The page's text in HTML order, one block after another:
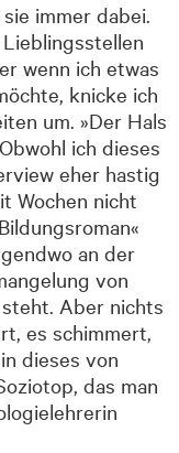
immer dabei.
wenn ich etwas
knicke ich
um. »Der Hals
ich dieses
eher hastig
Wochen nicht
an der
von
Aber nichts
es schimmert,
dieses von
das man